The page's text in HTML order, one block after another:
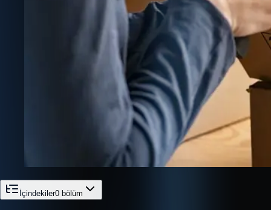
İçindekiler0 bölüm